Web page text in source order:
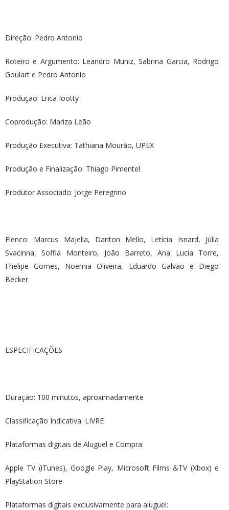
Direção: Pedro Antonio
Roteiro e Argumento: Leandro Muniz, Sabrina Garcia, Rodrigo
Goulart e Pedro Antonio
Produção: Erica Iootty
Coprodução: Mariza Leão
Produção Executiva: Tathiana Mourão, UPEX
Produção e Finalização: Thiago Pimentel
Produtor Associado: Jorge Peregrino
Elenco: Marcus Majella, Danton Mello, Letícia Isnard, Júlia
Svacinna, Soffia Monteiro, João Barreto, Ana Lucia Torre,
Fhelipe Gomes, Noemia Oliveira, Eduardo Galvão e Diego
Becker
ESPECIFICAÇÕES
Duração: 100 minutos, aproximadamente
Classificação Indicativa: LIVRE
Plataformas digitais de Aluguel e Compra:
Apple TV (iTunes), Google Play, Microsoft Films &TV (Xbox) e
PlayStation Store
Plataformas digitais exclusivamente para aluguel: